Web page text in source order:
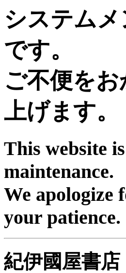
システム
です。
ご不便を
上げます。
This website
maintenance.
We apologize
your patience.
紀伊國屋書店